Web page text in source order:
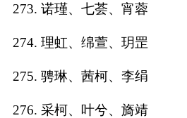
273. 诺瑾、七荟、宵蓉
274. 理虹、绵萱、玥罡
275. 骋琳、茜柯、李绢
276. 采柯、叶兮、旖靖